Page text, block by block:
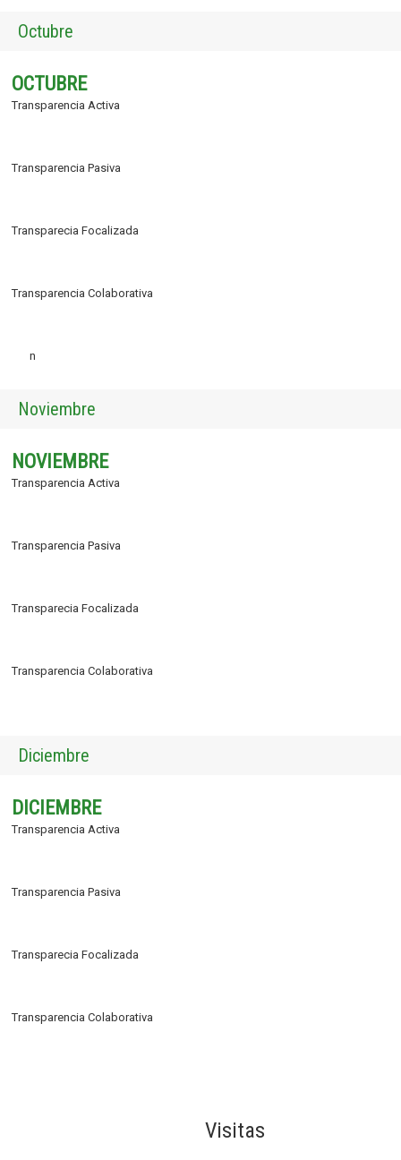
Octubre
OCTUBRE
Transparencia Activa
Transparencia Pasiva
Transparecia Focalizada
Transparencia Colaborativa
n
Noviembre
NOVIEMBRE
Transparencia Activa
Transparencia Pasiva
Transparecia Focalizada
Transparencia Colaborativa
Diciembre
DICIEMBRE
Transparencia Activa
Transparencia Pasiva
Transparecia Focalizada
Transparencia Colaborativa
Visitas